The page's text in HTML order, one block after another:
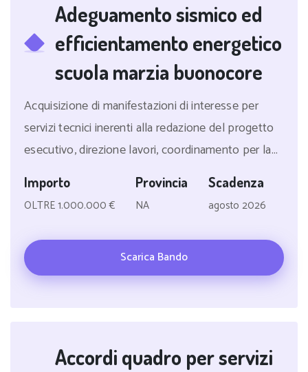
Adeguamento sismico ed
efficientamento energetico
scuola marzia buonocore
Acquisizione di manifestazioni di interesse per
servizi tecnici inerenti alla redazione del progetto
esecutivo, direzione lavori, coordinamento per la...
Importo
OLTRE 1.000.000 €
Provincia
NA
Scadenza
agosto 2026
Scarica Bando
Accordi quadro per servizi